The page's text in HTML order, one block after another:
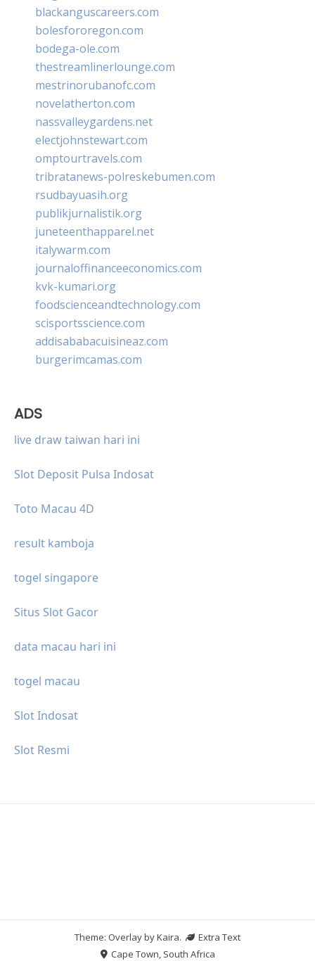
blackanguscareers.com
bolesfororegon.com
bodega-ole.com
thestreamlinerlounge.com
mestrinorubanofc.com
novelatherton.com
nassvalleygardens.net
electjohnstewart.com
omptourtravels.com
tribratanews-polreskebumen.com
rsudbayuasih.org
publikjurnalistik.org
juneteenthapparel.net
italywarm.com
journaloffinanceeconomics.com
kvk-kumari.org
foodscienceandtechnology.com
scisportsscience.com
addisababacuisineaz.com
burgerimcamas.com
ADS
live draw taiwan hari ini
Slot Deposit Pulsa Indosat
Toto Macau 4D
result kamboja
togel singapore
Situs Slot Gacor
data macau hari ini
togel macau
Slot Indosat
Slot Resmi
Theme: Overlay byKaira.
Extra Text
Cape Town, South Africa